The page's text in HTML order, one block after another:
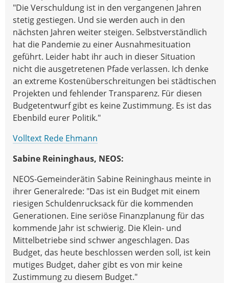
"Die Verschuldung ist in den vergangenen Jahren
stetig gestiegen. Und sie werden auch in den
nächsten Jahren weiter steigen. Selbstverständlich
hat die Pandemie zu einer Ausnahmesituation
geführt. Leider habt ihr auch in dieser Situation
nicht die ausgetretenen Pfade verlassen. Ich denke
an extreme Kostenüberschreitungen bei städtischen
Projekten und fehlender Transparenz. Für diesen
Budgetentwurf gibt es keine Zustimmung. Es ist das
Ebenbild eurer Politik."
Volltext Rede Ehmann
Sabine Reininghaus, NEOS:
NEOS-Gemeinderätin Sabine Reininghaus meinte in
ihrer Generalrede: "Das ist ein Budget mit einem
riesigen Schuldenrucksack für die kommenden
Generationen. Eine seriöse Finanzplanung für das
kommende Jahr ist schwierig. Die Klein- und
Mittelbetriebe sind schwer angeschlagen. Das
Budget, das heute beschlossen werden soll, ist kein
mutiges Budget, daher gibt es von mir keine
Zustimmung zu diesem Budget."